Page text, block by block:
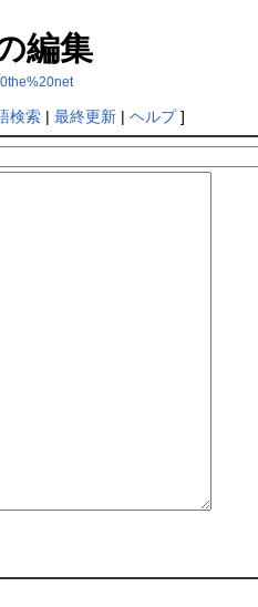
編集
検索| 最終更新| ヘルプ]